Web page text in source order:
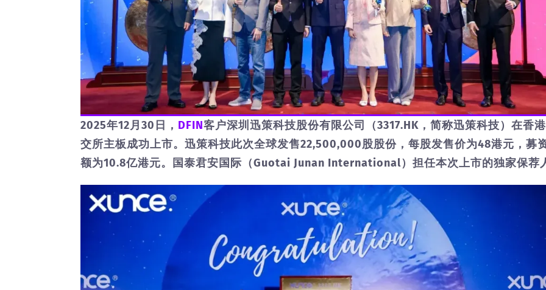
2025年12月30日， DFIN客户深圳迅策科技股份有限公司（3317.HK，简称迅策科技）在香
交所主板成功上市。迅策科技此次全球发售22,500,000股股份，每股发售价为48港元，募
额为10.8亿港元。国泰君安国际（Guotai Junan International）担任本次上市的独家保荐